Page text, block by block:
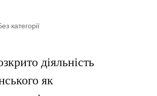
категорії
діяльність
як